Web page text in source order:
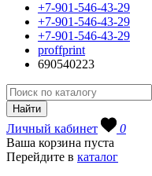
+7-901-546-43-29
+7-901-546-43-29
+7-901-546-43-29
proffprint
690540223
Личный кабинет
0
Ваша корзина пуста
Перейдите в каталог